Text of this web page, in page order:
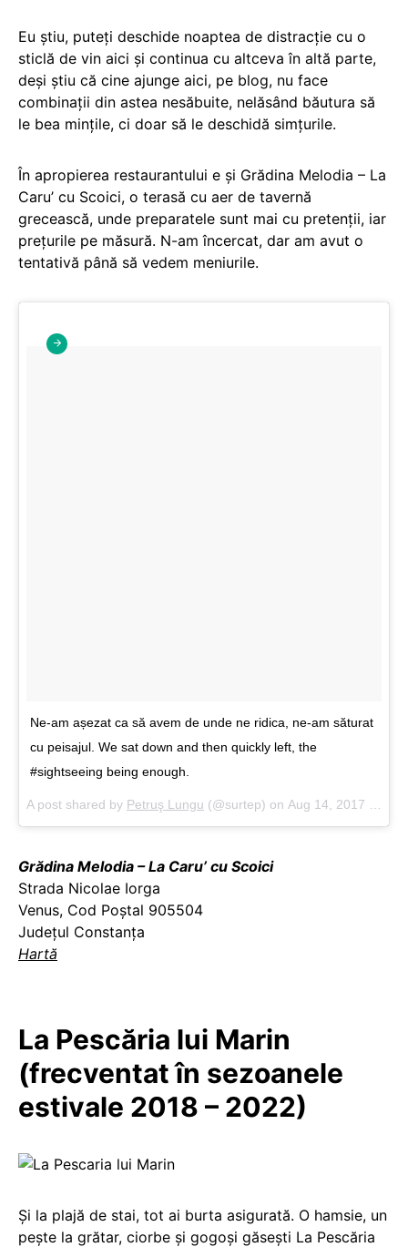
Eu știu, puteți deschide noaptea de distracție cu o
sticlă de vin aici și continua cu altceva în altă parte,
deși știu că cine ajunge aici, pe blog, nu face
combinații din astea nesăbuite, nelăsând băutura să
le bea mințile, ci doar să le deschidă simțurile.
În apropierea restaurantului e și Grădina Melodia – La
Caru’ cu Scoici, o terasă cu aer de tavernă
grecească, unde preparatele sunt mai cu pretenții, iar
prețurile pe măsură. N-am încercat, dar am avut o
tentativă până să vedem meniurile.
Ne-am așezat ca să avem de unde ne ridica, ne-am săturat
cu peisajul. We sat down and then quickly left, the
#sightseeing being enough.
A post shared by Petruş Lungu (@surtep) on Aug 14, 2017 at 3:54am PDT
Grădina Melodia – La Caru’ cu Scoici
Strada Nicolae Iorga
Venus, Cod Poștal 905504
Județul Constanța
Hartă
La Pescăria lui Marin
(frecventat în sezoanele
estivale 2018 – 2022)
Și la plajă de stai, tot ai burta asigurată. O hamsie, un
pește la grătar, ciorbe și gogoși găsești La Pescăria